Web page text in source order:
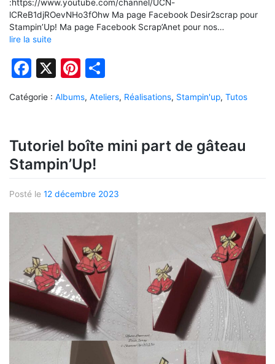
:https://www.youtube.com/channel/UCN-
lCReB1djROevNHo3fOhw Ma page Facebook Desir2scrap pour
Stampin’Up! Ma page Facebook Scrap’Anet pour nos…
lire la suite
Facebook
X Pinterest
Catégorie : Albums, Ateliers, Réalisations, Stampin'up, Tutos
Tutoriel boîte mini part de gâteau
Stampin’Up!
Posté le 12 décembre 2023